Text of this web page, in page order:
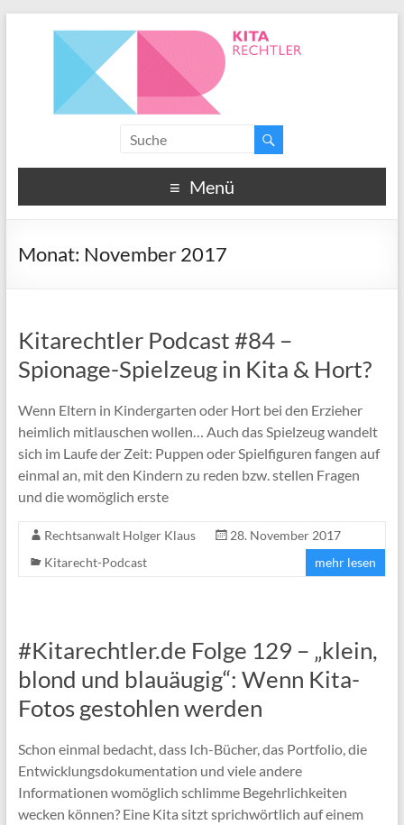
Menü
Monat: November 2017
Kitarechtler Podcast #84 –
Spionage-Spielzeug in Kita & Hort?
Wenn Eltern in Kindergarten oder Hort bei den Erzieher
heimlich mitlauschen wollen… Auch das Spielzeug wandelt
sich im Laufe der Zeit: Puppen oder Spielfiguren fangen auf
einmal an, mit den Kindern zu reden bzw. stellen Fragen
und die womöglich erste
Rechtsanwalt Holger Klaus
28. November 2017
Kitarecht-Podcast
mehr lesen
#Kitarechtler.de Folge 129 – „klein,
blond und blauäugig“: Wenn Kita-
Fotos gestohlen werden
Schon einmal bedacht, dass Ich-Bücher, das Portfolio, die
Entwicklungsdokumentation und viele andere
Informationen womöglich schlimme Begehrlichkeiten
wecken können? Eine Kita sitzt sprichwörtlich auf einem